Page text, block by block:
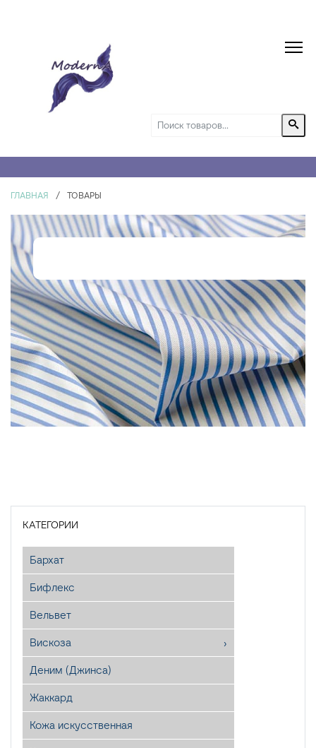
ГЛАВНАЯ / ТОВАРЫ
КАТЕГОРИИ
Бархат
Бифлекс
Вельвет
Вискоза
Деним (Джинса)
Жаккард
Кожа искусственная